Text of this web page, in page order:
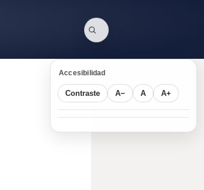
Accesibilidad
Contraste A− A A+